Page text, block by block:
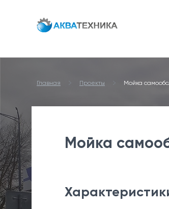
Главная Проекты Мойка
Мойка